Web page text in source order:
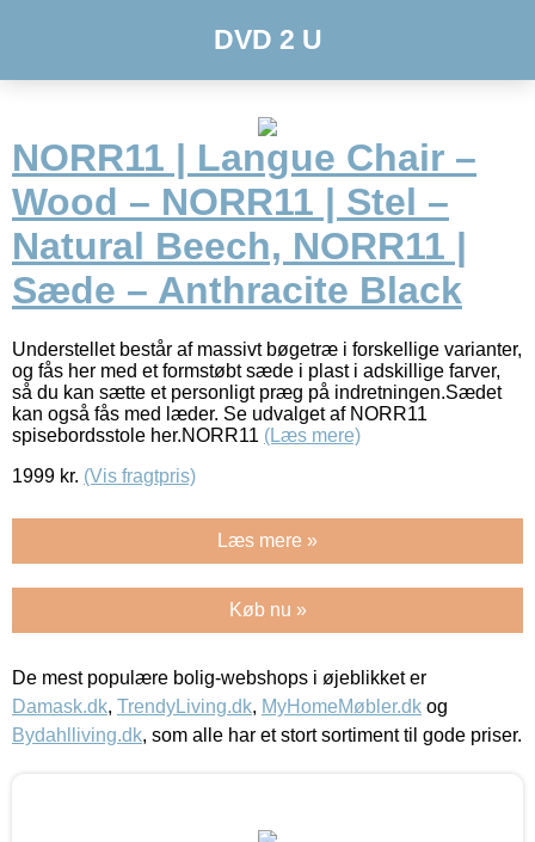
DVD 2 U
NORR11 | Langue Chair –
Wood – NORR11 | Stel –
Natural Beech, NORR11 |
Sæde – Anthracite Black
Understellet består af massivt bøgetræ i forskellige varianter,
og fås her med et formstøbt sæde i plast i adskillige farver,
så du kan sætte et personligt præg på indretningen.Sædet
kan også fås med læder. Se udvalget af NORR11
spisebordsstole her.NORR11 (Læs mere)
1999 kr. (Vis fragtpris)
Læs mere »
Køb nu »
De mest populære bolig-webshops i øjeblikket er
Damask.dk, TrendyLiving.dk, MyHomeMøbler.dk og
Bydahlliving.dk, som alle har et stort sortiment til gode priser.